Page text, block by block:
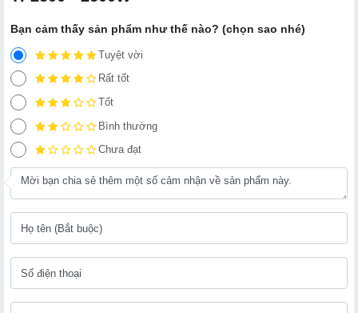
Bạn cảm thấy sản phẩm như thế nào? (chọn sao nhé)
Tuyệt vời
Rất tốt
Tốt
Bình thường
Chưa đạt